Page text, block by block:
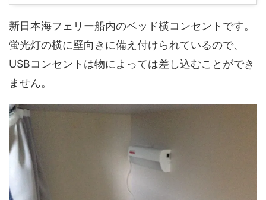
新日本海フェリー船内のベッド横コンセントです。
蛍光灯の横に壁向きに備え付けられているので、
USBコンセントは物によっては差し込むことができ
ません。